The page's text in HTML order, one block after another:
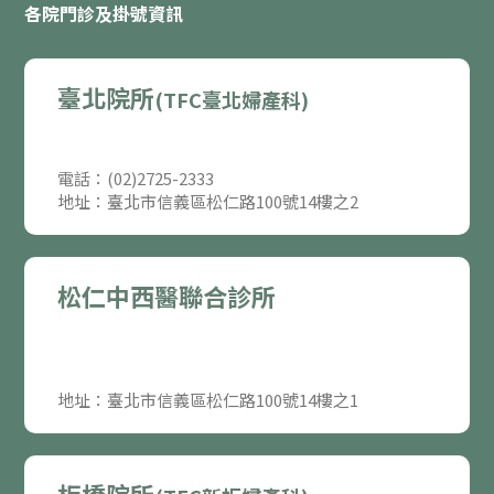
各院門診及掛號資訊
臺北院所(TFC臺北婦產科)
電話：(02)2725-2333
地址：臺北市信義區松仁路100號14樓之2
松仁中西醫聯合診所
地址：臺北市信義區松仁路100號14樓之1